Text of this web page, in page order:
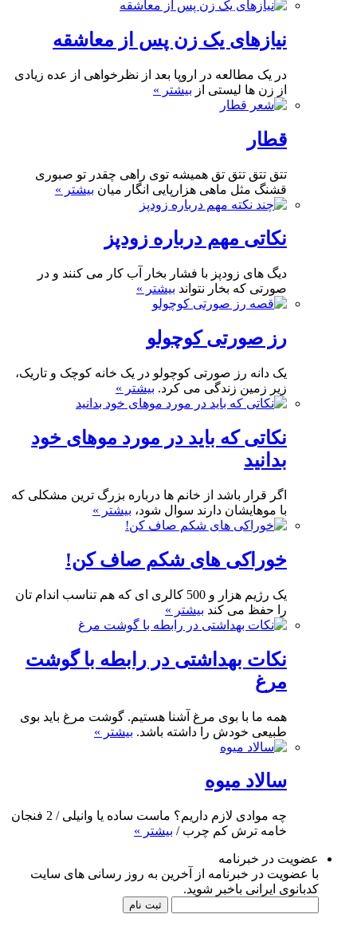
نیازهای یک زن پس از معاشقه
در یک مطالعه در اروپا بعد از نظرخواهی از عده زیادی
از زن ها لیستی از بیشتر »
قطار
تتق تتق تتق تق همیشه توی راهی چقدر تو صبوری
قشنگ مثل ماهی هزارپایی انگار میان بیشتر »
نکاتی مهم درباره زود‌پز
دیگ های زودپز با فشار بخار آب کار می کنند و در
صورتی که بخار نتواند بیشتر »
رز صورتی کوچولو
یک دانه رز صورتی کوچولو در یک خانه کوچک و تاریک،
زیر زمین زندگی می کرد. بیشتر »
نکاتی که باید در مورد موهای خود
بدانید
اگر قرار باشد از خانم ها درباره بزرگ ترین مشکلی که
با موهایشان دارند سوال شود، بیشتر »
خوراکی های شکم صاف کن!
یک رژیم هزار و 500 کالری ای که هم تناسب اندام تان
را حفظ می کند بیشتر »
نکات بهداشتی در رابطه با گوشت
مرغ
همه ما با بوی مرغ آشنا هستیم. گوشت مرغ باید بوی
طبیعی خودش را داشته باشد. بیشتر »
سالاد میوه
چه موادی لازم داریم؟ ماست ساده یا وانیلی / 2 فنجان
خامه ترش کم چرب / بیشتر »
عضویت در خبرنامه
با عضویت در خبرنامه از آخرین به روز رسانی های سایت
کدبانوی ایرانی باخبر شوید.